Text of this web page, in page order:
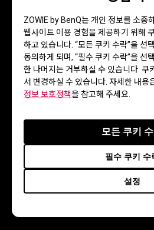
ZOWIE by BenQ는 개인 정보를 소중
웹사이트 이용 경험을 제공하기 위해
하고 있습니다. “모든 쿠키 수락”을 선
동의하게 되며, “필수 쿠키 수락”을 선
한 나머지는 거부하실 수 있습니다. 쿠
서 변경하실 수 있습니다. 자세한 내용
정보 보호정책을 참고해 주세요.
설정
필수 쿠키 수
모든 쿠키
모
적
e스